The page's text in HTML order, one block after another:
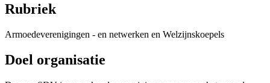
Rubriek
Armoedeverenigingen - en netwerken en Welzijnskoepels
Doel organisatie